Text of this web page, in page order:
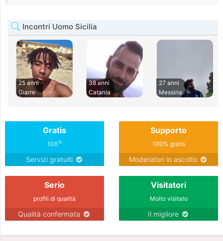
Incontri Uomo Sicilia
25 anni
Giarre
38 anni
Catania
27 anni
Messina
Gratis
100%
Servizi gratuiti
Supporto
100% gratis
Moderatori in ascolto
Serio
profili di qualità
Qualità confermata
Visitatori
Molto visitato
Il migliore